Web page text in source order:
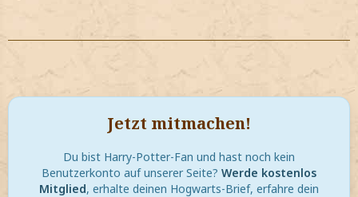
Jetzt mitmachen!
Du bist Harry-Potter-Fan und hast noch kein
Benutzerkonto auf unserer Seite? Werde kostenlos
Mitglied, erhalte deinen Hogwarts-Brief, erfahre dein